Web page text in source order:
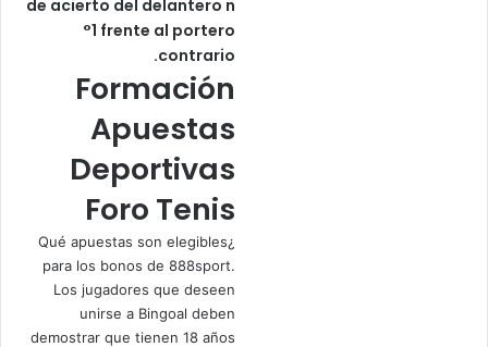
de acierto del delantero n
°1 frente al portero
contrario.
Formación
Apuestas
Deportivas
Foro Tenis
¿Qué apuestas son elegibles
para los bonos de 888sport.
Los jugadores que deseen
unirse a Bingoal deben
demostrar que tienen 18 años